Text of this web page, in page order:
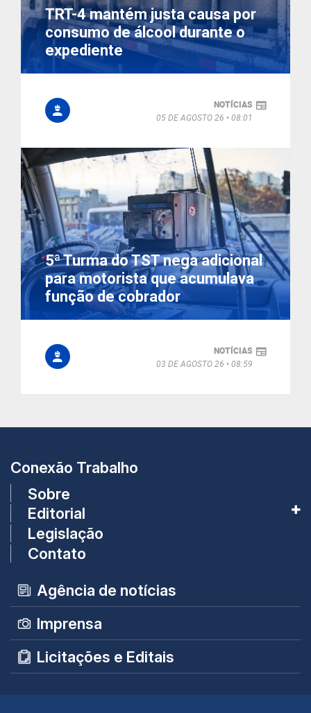
TRT-4 mantém justa causa por
consumo de álcool durante o
expediente
NOTÍCIAS
05 DE AGOSTO 26
08:01
5ª Turma do TST nega adicional
para motorista que acumulava
função de cobrador
NOTÍCIAS
03 DE AGOSTO 26
08:59
Conexão Trabalho
Sobre
Editorial
Legislação
Contato
Agência de notícias
Imprensa
Licitações e Editais